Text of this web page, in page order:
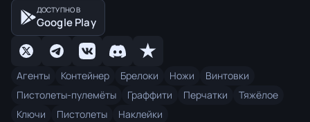
ДОСТУПНО В
Google Play
Агенты Контейнер Брелоки Ножи
Винтовки
Пистолеты-пулемёты
Граффити Перчатки
Тяжёлое
Ключи
Пистолеты Наклейки